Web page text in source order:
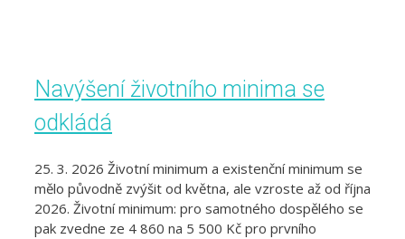
Navýšení životního minima se
odkládá
25. 3. 2026 Životní minimum a existenční minimum se
mělo původně zvýšit od května, ale vzroste až od října
2026. Životní minimum: pro samotného dospělého se
pak zvedne ze 4 860 na 5 500 Kč pro prvního